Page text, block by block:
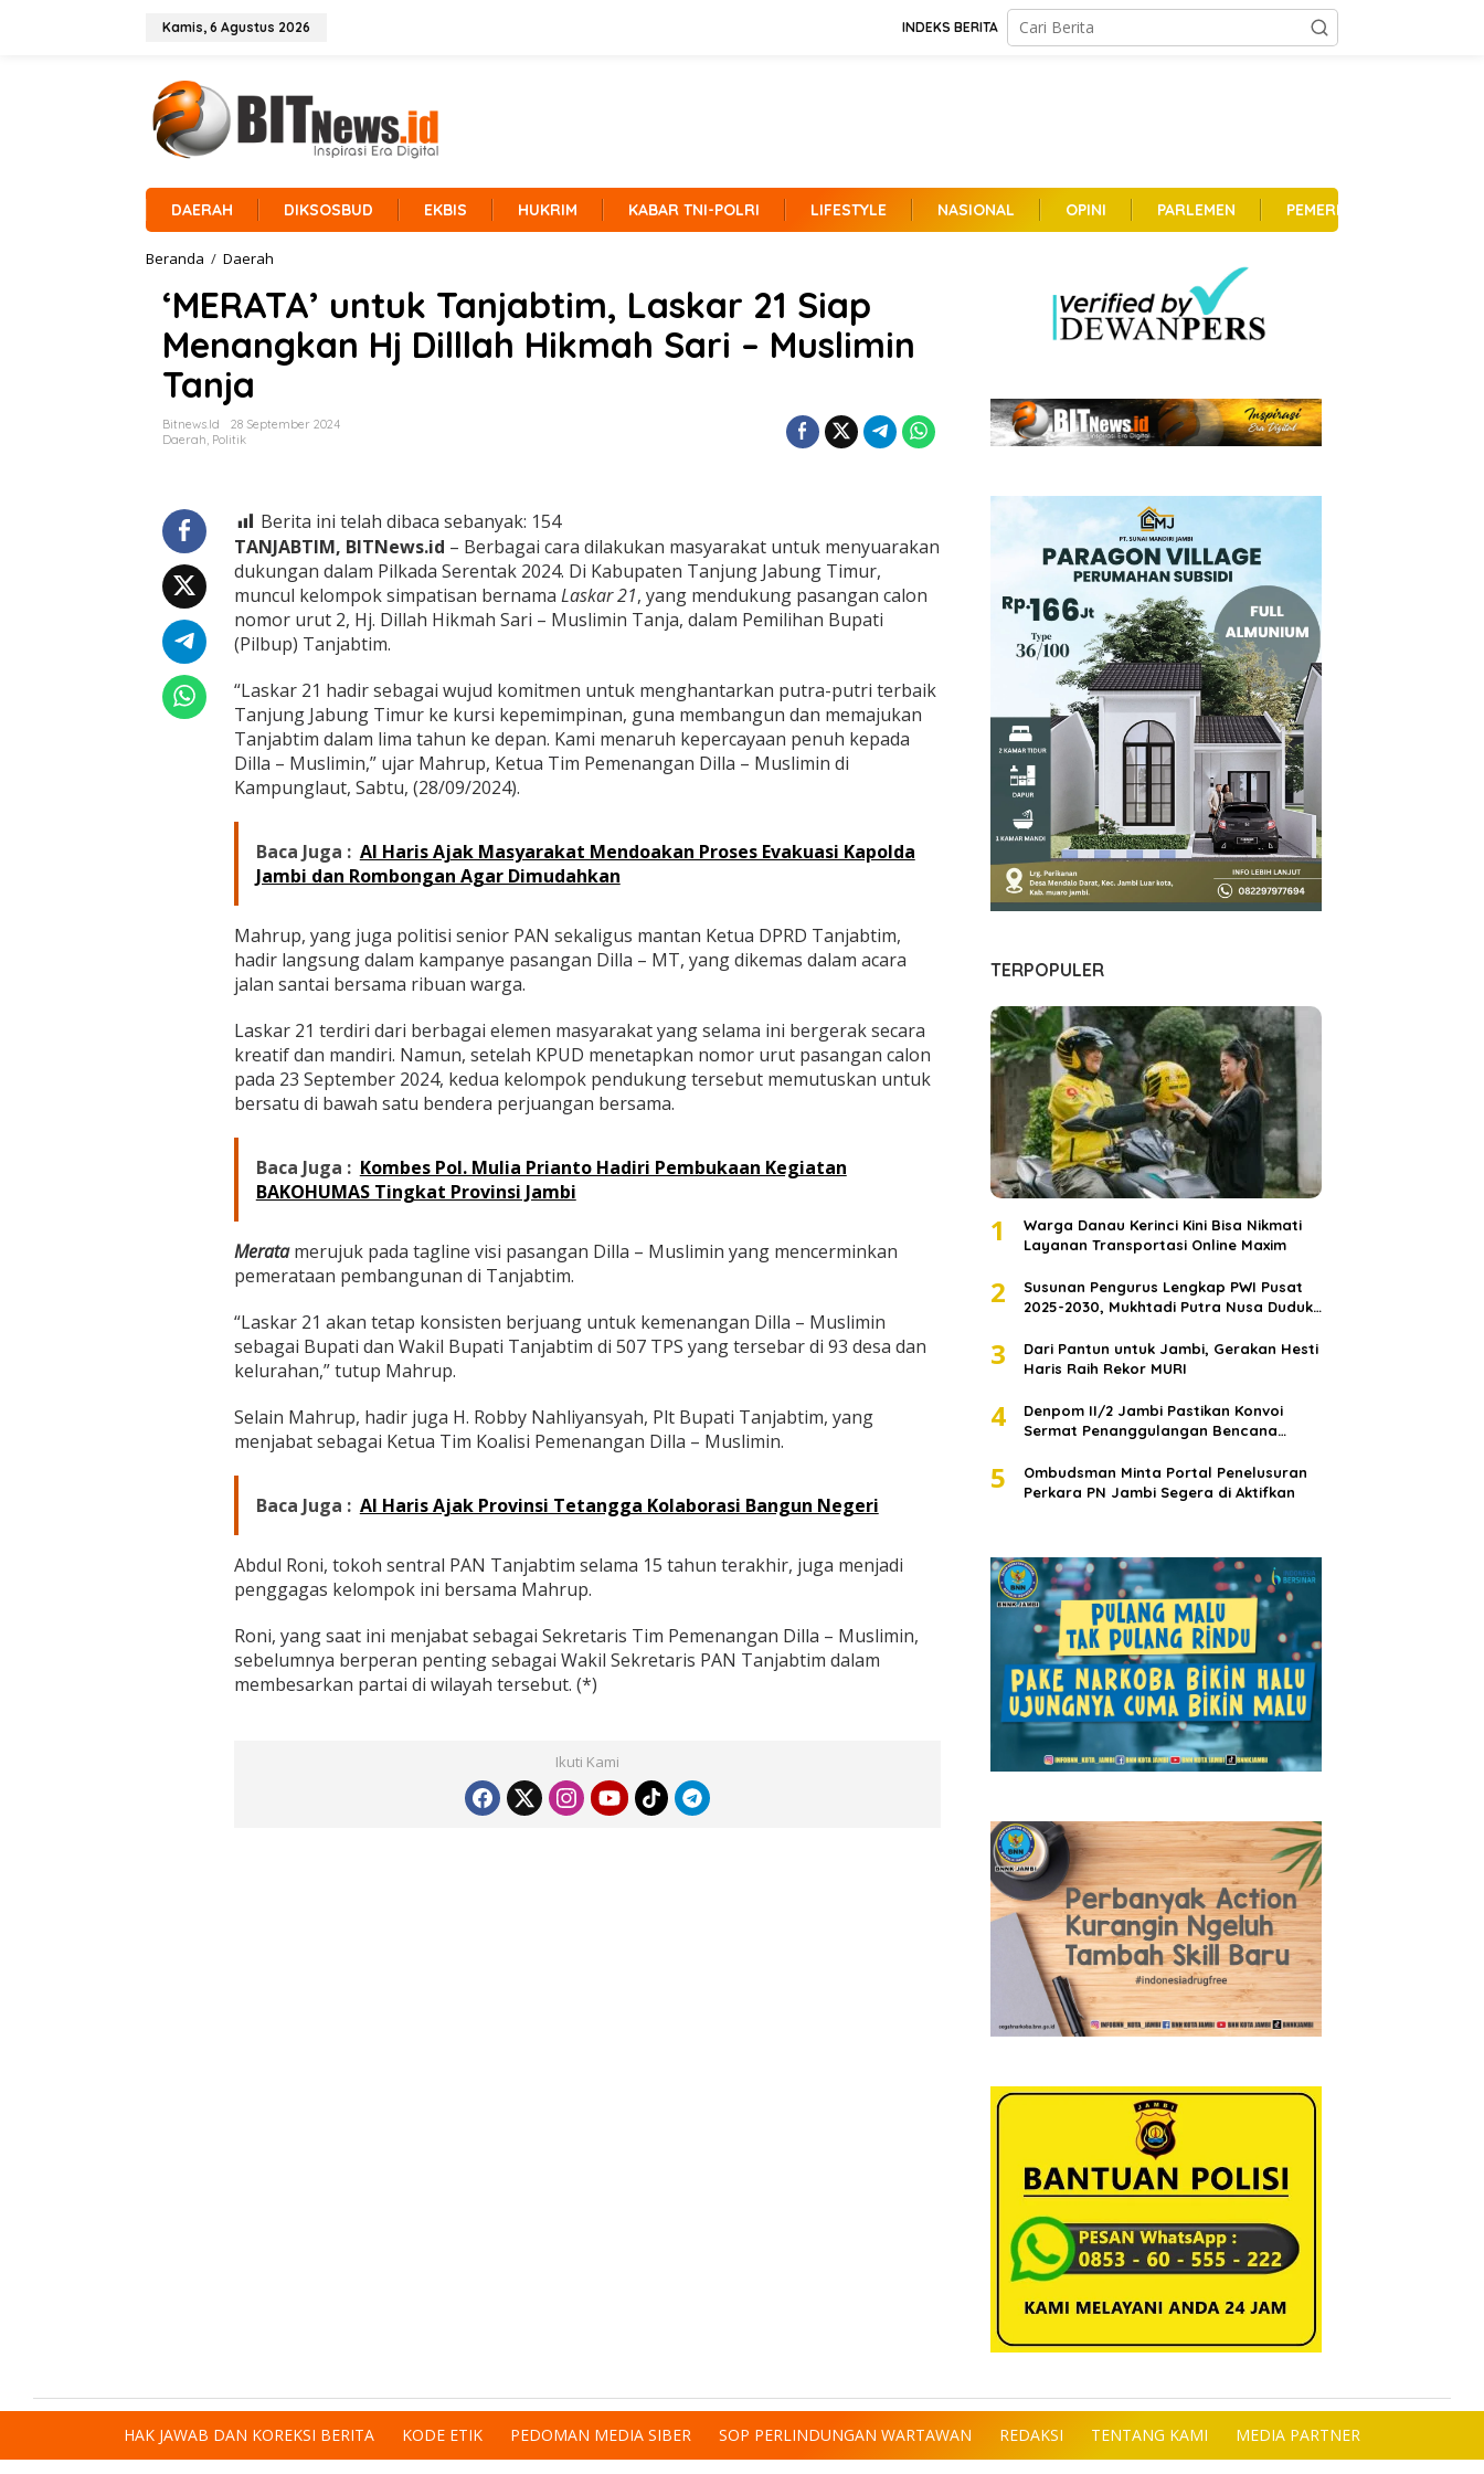
Kamis, 6 Agustus 2026 INDEKS BERITA
DAERAH DIKSOSBUD EKBIS HUKRIM KABAR TNI-POLRI LIFESTYLE NASIONAL OPINI PARLEMEN PEMERINTAHAN
Beranda / Daerah
E
R
A
T
u
T
a
n
j
a
b
i
,
L
a
a
1
S
p
M
n
n
g
k
n
D
i
l
a
i
k
m
h
a
-
s
l
m
i
n
T
‘MERATA’ untuk Tanjabtim, Laskar 21 Siap
Menangkan Hj Dilllah Hikmah Sari – Muslimin
Tanja
Bitnews.id
28 September 2024
Daerah, Politik
Berita ini telah dibaca sebanyak: 154
TANJABTIM, BITNews.id – Berbagai cara dilakukan masyarakat untuk menyuarakan
dukungan dalam Pilkada Serentak 2024. Di Kabupaten Tanjung Jabung Timur,
muncul kelompok simpatisan bernama Laskar 21, yang mendukung pasangan calon
nomor urut 2, Hj. Dillah Hikmah Sari – Muslimin Tanja, dalam Pemilihan Bupati
(Pilbup) Tanjabtim.
“Laskar 21 hadir sebagai wujud komitmen untuk menghantarkan putra-putri terbaik
Tanjung Jabung Timur ke kursi kepemimpinan, guna membangun dan memajukan
Tanjabtim dalam lima tahun ke depan. Kami menaruh kepercayaan penuh kepada
Dilla – Muslimin,” ujar Mahrup, Ketua Tim Pemenangan Dilla – Muslimin di
Kampunglaut, Sabtu, (28/09/2024).
Baca Juga : Al Haris Ajak Masyarakat Mendoakan Proses Evakuasi Kapolda
Jambi dan Rombongan Agar Dimudahkan
Mahrup, yang juga politisi senior PAN sekaligus mantan Ketua DPRD Tanjabtim,
hadir langsung dalam kampanye pasangan Dilla – MT, yang dikemas dalam acara
jalan santai bersama ribuan warga.
Laskar 21 terdiri dari berbagai elemen masyarakat yang selama ini bergerak secara
kreatif dan mandiri. Namun, setelah KPUD menetapkan nomor urut pasangan calon
pada 23 September 2024, kedua kelompok pendukung tersebut memutuskan untuk
bersatu di bawah satu bendera perjuangan bersama.
Baca Juga : Kombes Pol. Mulia Prianto Hadiri Pembukaan Kegiatan
BAKOHUMAS Tingkat Provinsi Jambi
Meratamerujuk pada tagline visi pasangan Dilla – Muslimin yang mencerminkan
pemerataan pembangunan di Tanjabtim.
“Laskar 21 akan tetap konsisten berjuang untuk kemenangan Dilla – Muslimin
sebagai Bupati dan Wakil Bupati Tanjabtim di 507 TPS yang tersebar di 93 desa dan
kelurahan,” tutup Mahrup.
Selain Mahrup, hadir juga H. Robby Nahliyansyah, Plt Bupati Tanjabtim, yang
menjabat sebagai Ketua Tim Koalisi Pemenangan Dilla – Muslimin.
Baca Juga : Al Haris Ajak Provinsi Tetangga Kolaborasi Bangun Negeri
Abdul Roni, tokoh sentral PAN Tanjabtim selama 15 tahun terakhir, juga menjadi
penggagas kelompok ini bersama Mahrup.
Roni, yang saat ini menjabat sebagai Sekretaris Tim Pemenangan Dilla – Muslimin,
sebelumnya berperan penting sebagai Wakil Sekretaris PAN Tanjabtim dalam
membesarkan partai di wilayah tersebut. (*)
Ikuti Kami
TERPOPULER
1
Warga Danau Kerinci Kini Bisa Nikmati
Layanan Transportasi Online Maxim
2
Susunan Pengurus Lengkap PWI Pusat
2025-2030, Mukhtadi Putra Nusa Duduki
3
Dari Pantun untuk Jambi, Gerakan Hesti
Haris Raih Rekor MURI
4
Denpom II/2 Jambi Pastikan Konvoi
Sermat Penanggulangan Bencana
5
Ombudsman Minta Portal Penelusuran
Perkara PN Jambi Segera di Aktifkan
HAK JAWAB DAN KOREKSI BERITA KODE ETIK PEDOMAN MEDIA SIBER SOP PERLINDUNGAN WARTAWAN REDAKSI TENTANG KAMI MEDIA PARTNER